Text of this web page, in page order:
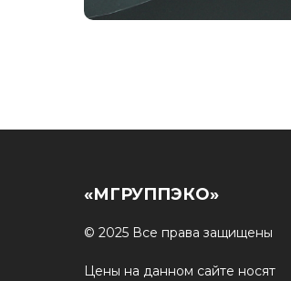
«МГРУППЭКО»
© 2025 Все права защищены
Цены на данном сайте носят